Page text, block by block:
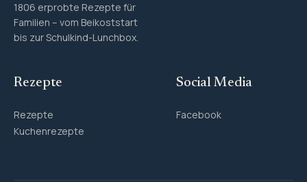
1806 erprobte Rezepte für
Familien – vom Beikoststart
bis zur Schulkind-Lunchbox.
Rezepte
Rezepte
Kuchenrezepte
Social Media
Facebook